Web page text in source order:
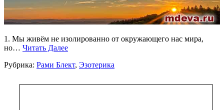
1. Мы живём не изолированно от окружающего нас мира,
но… Читать Далее
Рубрика: Рами Блект, Эзотерика